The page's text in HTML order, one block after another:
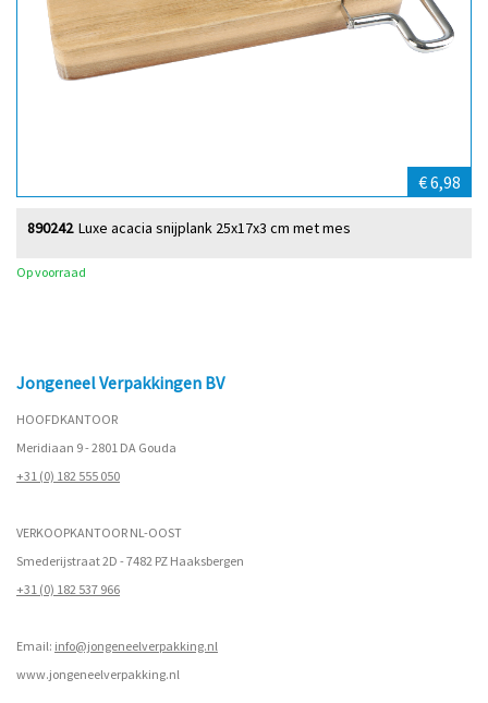
€ 6,98
Luxe acacia snijplank 25x17x3 cm met mes
890242
Op voorraad
Jongeneel Verpakkingen BV
HOOFDKANTOOR
Meridiaan 9 - 2801 DA Gouda
+31 (0) 182 555 050
VERKOOPKANTOOR NL-OOST
Smederijstraat 2D - 7482 PZ Haaksbergen
+31 (0) 182 537 966
Email: info@jongeneelverpakking.nl
www.jongeneelverpakking.nl